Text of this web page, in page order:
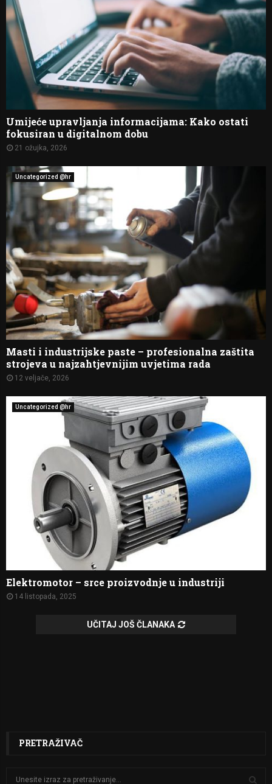
Umijeće upravljanja informacijama: Kako ostati
fokusiran u digitalnom dobu
21 ožujka, 2026
Uncategorized @hr
Masti i industrijske paste – profesionalna zaštita
strojeva u najzahtjevnijim uvjetima rada
12 veljače, 2026
Uncategorized @hr
Elektromotor – srce proizvodnje u industriji
14 listopada, 2025
UČITAJ JOŠ ČLANAKA
PRETRAŽIVAČ